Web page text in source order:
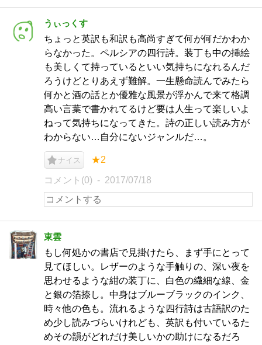
うぃっくす
ちょっと英訳も和訳も高尚すぎて何が何だかわか
らなかった。ペルシアの四行詩。装丁も中の挿絵
も美しくて持っているといい気持ちになれるんだ
ろうけどとりあえず難解。一生懸命読んでみたら
何かと酒の話とか優雅な風景が浮かんで来て格調
高い言葉で書かれてるけど要は人生って楽しいよ
ねって気持ちになってきた。詩の正しい読み方が
わからない…自分にないジャンルだ…。
ナイス ★2
コメント(0) 2017/07/18
東雲
もし何処かの書店で見掛けたら、まず手にとって
見てほしい。レザーのような手触りの、深い夜を
思わせるような紺の装丁に、白色の繊細な線、金
と銀の箔捺し。中身はブルーブラックのインク、
時々他の色も。流れるような四行詩は古語訳のた
め少し読みづらいけれども、英訳も付いているた
めその韻がどれだけ美しいかの助けになるだろ